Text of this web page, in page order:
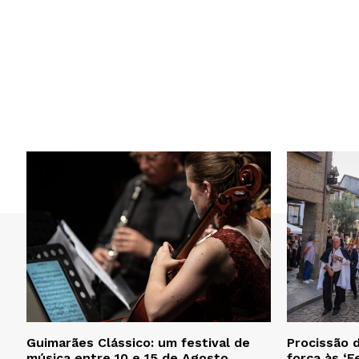
Guimarães Clássico: um festival de
Procissão